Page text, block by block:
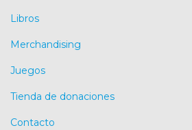
Libros
Merchandising
Juegos
Tienda de donaciones
Contacto